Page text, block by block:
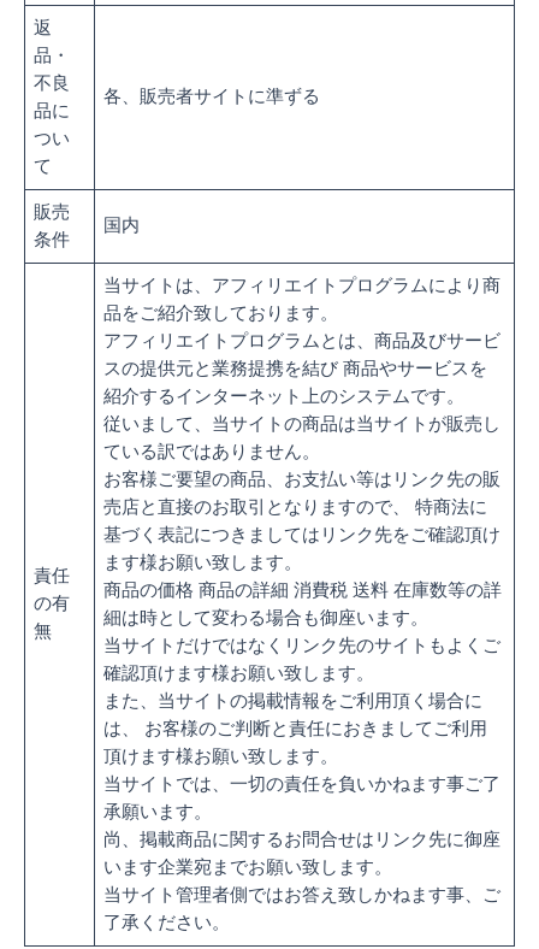
返
品・
不良
品に
つい
て
各、販売者サイトに準ずる
販売
条件
国内
責任
の有
無
当サイトは、アフィリエイトプログラムにより商
品をご紹介致しております。
アフィリエイトプログラムとは、商品及びサービ
スの提供元と業務提携を結び 商品やサービスを
紹介するインターネット上のシステムです。
従いまして、当サイトの商品は当サイトが販売し
ている訳ではありません。
お客様ご要望の商品、お支払い等はリンク先の販
売店と直接のお取引となりますので、 特商法に
基づく表記につきましてはリンク先をご確認頂け
ます様お願い致します。
商品の価格 商品の詳細 消費税 送料 在庫数等の詳
細は時として変わる場合も御座います。
当サイトだけではなくリンク先のサイトもよくご
確認頂けます様お願い致します。
また、当サイトの掲載情報をご利用頂く場合に
は、 お客様のご判断と責任におきましてご利用
頂けます様お願い致します。
当サイトでは、一切の責任を負いかねます事ご了
承願います。
尚、掲載商品に関するお問合せはリンク先に御座
います企業宛までお願い致します。
当サイト管理者側ではお答え致しかねます事、ご
了承ください。